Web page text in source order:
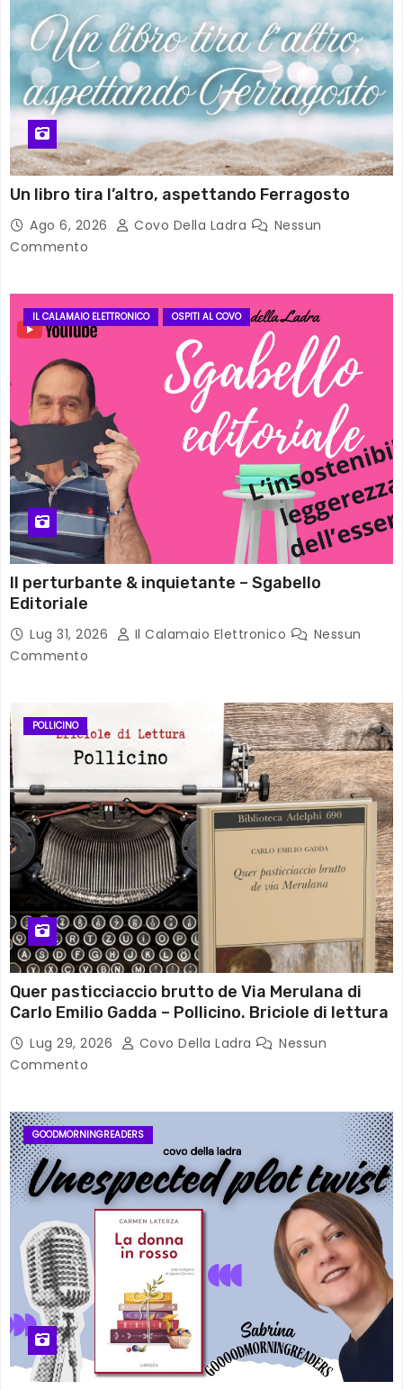
Un libro tira l’altro, aspettando Ferragosto
Ago 6, 2026 Covo Della Ladra
Nessun
Commento
IL CALAMAIO ELETTRONICO OSPITI AL COVO
Il perturbante & inquietante – Sgabello
Editoriale
Lug 31, 2026 Il Calamaio Elettronico
Nessun
Commento
POLLICINO
Quer pasticciaccio brutto de Via Merulana di
Carlo Emilio Gadda – Pollicino. Briciole di lettura
Lug 29, 2026 Covo Della Ladra
Nessun
Commento
GOODMORNINGREADERS